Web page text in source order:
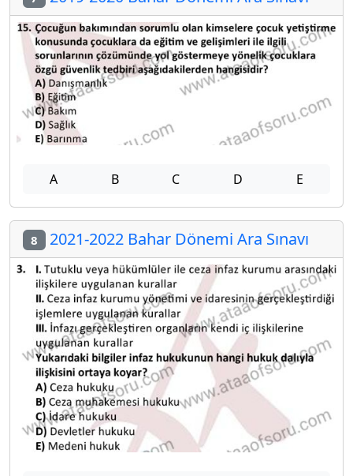
A B C D E
8 2021-2022 Bahar Dönemi Ara Sınavı